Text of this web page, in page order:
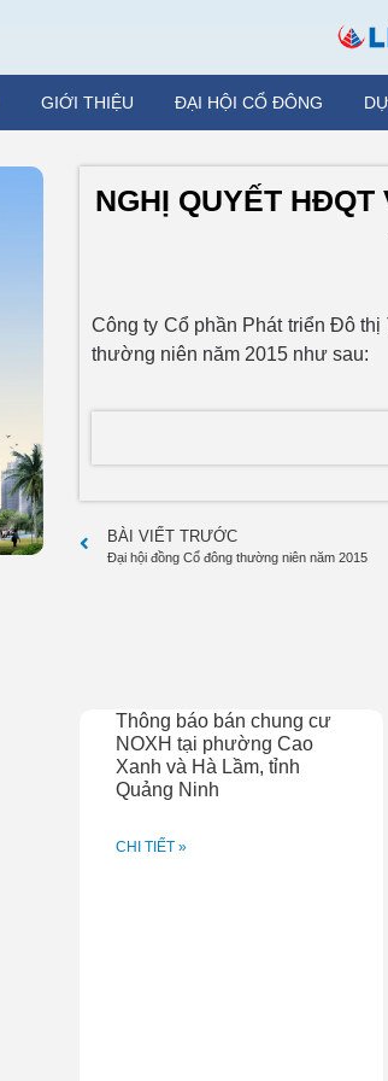
GIỚI THIỆU ĐẠI HỘI CỔ ĐÔNG
NGHỊ QUYẾT
Công ty Cổ phần Phát triển Đô
thường niên năm 2015 như sau:
BÀI VIẾT TRƯỚC
Đại hội đồng Cổ đông thường niên năm 2015
Thông báo bán chung cư
NOXH tại phường Cao
Xanh và Hà Lầm, tỉnh
Quảng Ninh
CHI TIẾT »